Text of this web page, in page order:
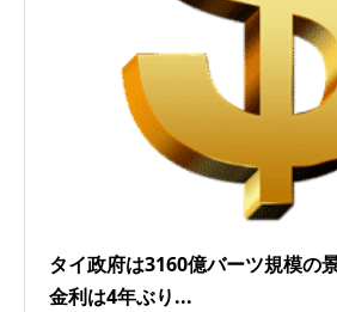
タイ政府は3160億バーツ規模の
金利は4年ぶり...